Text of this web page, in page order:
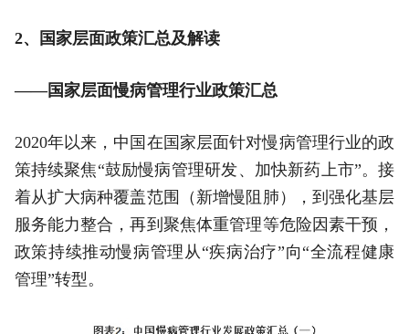
2、国家层面政策汇总及解读
——国家层面慢病管理行业政策汇总
2020年以来，中国在国家层面针对慢病管理行业的政
策持续聚焦“鼓励慢病管理研发、加快新药上市”。接
着从扩大病种覆盖范围（新增慢阻肺），到强化基层
服务能力整合，再到聚焦体重管理等危险因素干预，
政策持续推动慢病管理从“疾病治疗”向“全流程健康
管理”转型。